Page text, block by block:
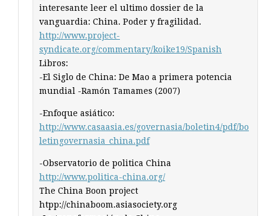
interesante leer el ultimo dossier de la
vanguardia: China. Poder y fragilidad.
http://www.project-
syndicate.org/commentary/koike19/Spanish
Libros:
-El Siglo de China: De Mao a primera potencia
mundial -Ramón Tamames (2007)
-Enfoque asiático:
http://www.casaasia.es/governasia/boletin4/pdf/bo
letingovernasia_china.pdf
-Observatorio de politica China
http://www.politica-china.org/
The China Boon project
htpp://chinaboom.asiasociety.org